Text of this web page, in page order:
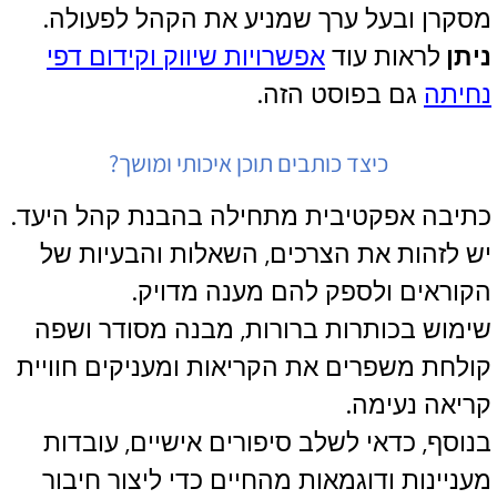
מסקרן ובעל ערך שמניע את הקהל לפעולה.
ניתן לראות עוד אפשרויות שיווק וקידום דפי
נחיתה גם בפוסט הזה.
כיצד כותבים תוכן איכותי ומושך?
כתיבה אפקטיבית מתחילה בהבנת קהל היעד.
יש לזהות את הצרכים, השאלות והבעיות של
הקוראים ולספק להם מענה מדויק.
שימוש בכותרות ברורות, מבנה מסודר ושפה
קולחת משפרים את הקריאות ומעניקים חוויית
קריאה נעימה.
בנוסף, כדאי לשלב סיפורים אישיים, עובדות
מעניינות ודוגמאות מהחיים כדי ליצור חיבור